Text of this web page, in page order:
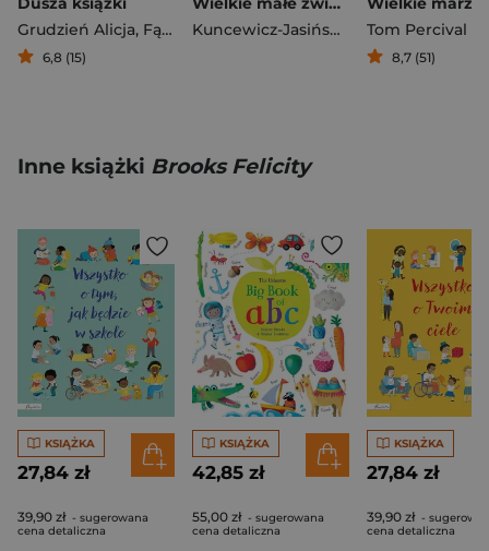
Grudzień Alicja, Fąfrowicz Piotr
6,8 (15)
Kuncewicz-Jasińska Urszula
Tom Percival
8,7 (51)
Inne książki Brooks Felicity
KSIĄŻKA
27,84 zł
39,90 zł - sugerowana
cena detaliczna
KSIĄŻKA
42,85 zł
55,00 zł - sugerowana
cena detaliczna
KSIĄŻKA
27,84 zł
39,90 zł -
cena detaliczna